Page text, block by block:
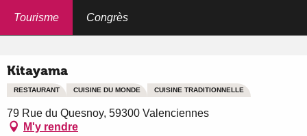
Tourisme Congrès
Kitayama
RESTAURANT CUISINE DU MONDE CUISINE TRADITIONNELLE
79 Rue du Quesnoy, 59300 Valenciennes
M'y rendre